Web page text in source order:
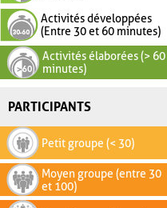
Activités développées
(Entre 30 et 60 minutes)
Activités élaborées (> 60
minutes)
PARTICIPANTS
Petit groupe (< 30)
Moyen groupe (entre 30
et 100)